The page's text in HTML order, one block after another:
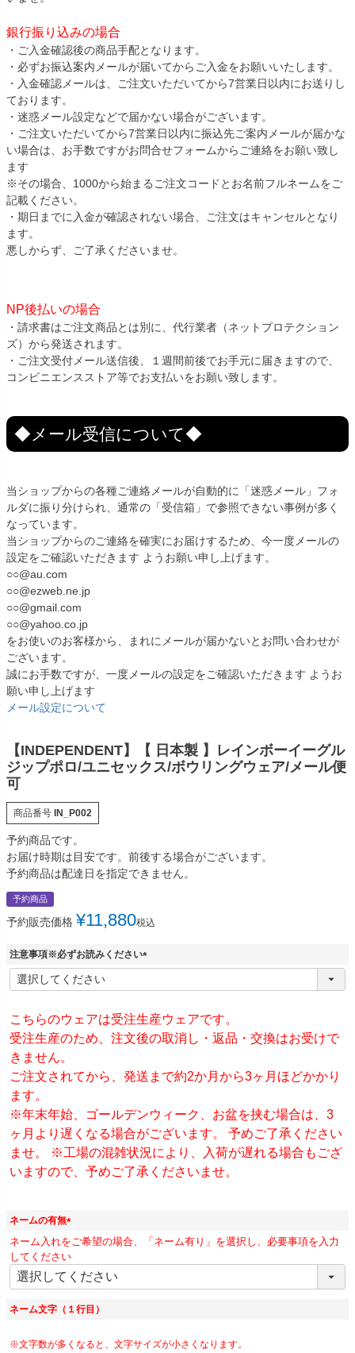
銀行振り込みの場合
・ご入金確認後の商品手配となります。
・必ずお振込案内メールが届いてからご入金をお願いいたします。
・入金確認メールは、ご注文いただいてから7営業日以内にお送りし
ております。
・迷惑メール設定などで届かない場合がございます。
・ご注文いただいてから7営業日以内に振込先ご案内メールが届かな
い場合は、お手数ですがお問合せフォームからご連絡をお願い致し
ます
※その場合、1000から始まるご注文コードとお名前フルネームをご
記載ください。
・期日までに入金が確認されない場合、ご注文はキャンセルとなり
ます。
悪しからず、ご了承くださいませ。
NP後払いの場合
・請求書はご注文商品とは別に、代行業者（ネットプロテクション
ズ）から発送されます。
・ご注文受付メール送信後、１週間前後でお手元に届きますので、
コンビニエンスストア等でお支払いをお願い致します。
◆メール受信について◆
当ショップからの各種ご連絡メールが自動的に「迷惑メール」フォ
ルダに振り分けられ、通常の「受信箱」で参照できない事例が多く
なっています。
当ショップからのご連絡を確実にお届けするため、今一度メールの
設定をご確認いただきます ようお願い申し上げます。
○○@au.com
○○@ezweb.ne.jp
○○@gmail.com
○○@yahoo.co.jp
をお使いのお客様から、まれにメールが届かないとお問い合わせが
ございます。
誠にお手数ですが、一度メールの設定をご確認いただきます ようお
願い申し上げます
メール設定について
【INDEPENDENT】【 日本製 】レインボーイーグル
ジップポロ/ユニセックス/ボウリングウェア/メール便
可
商品番号 IN_P002
予約商品です。
お届け時期は目安です。前後する場合がございます。
予約商品は配達日を指定できません。
予約商品
予約販売価格 ¥11,880税込
注意事項※必ずお読みください
(
)
こちらのウェアは受注生産ウェアです。
受注生産のため、注文後の取消し・返品・交換はお受けで
きません。
ご注文されてから、発送まで約2か月から3ヶ月ほどかかり
ます。
※年末年始、ゴールデンウィーク、お盆を挟む場合は、3
ヶ月より遅くなる場合がございます。 予めご了承ください
ませ。 ※工場の混雑状況により、入荷が遅れる場合もござ
いますので、予めご了承くださいませ。
ネームの有無
(
必
須
ネーム入れをご希望の場合、「ネーム有り」を選択し、必要事項を入力
してください
ネーム文字（１行目）
※文字数が多くなると、文字サイズが小さくなります。